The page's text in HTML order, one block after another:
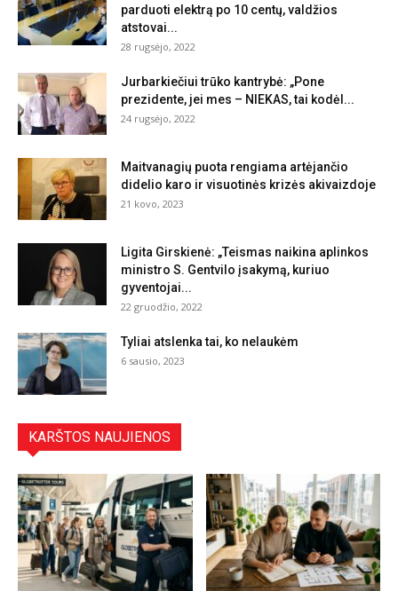
parduoti elektrą po 10 centų, valdžios
atstovai...
28 rugsėjo, 2022
Jurbarkiečiui trūko kantrybė: „Pone
prezidente, jei mes – NIEKAS, tai kodėl...
24 rugsėjo, 2022
Maitvanagių puota rengiama artėjančio
didelio karo ir visuotinės krizės akivaizdoje
21 kovo, 2023
Ligita Girskienė: „Teismas naikina aplinkos
ministro S. Gentvilo įsakymą, kuriuo
gyventojai...
22 gruodžio, 2022
Tyliai atslenka tai, ko nelaukėm
6 sausio, 2023
KARŠTOS NAUJIENOS